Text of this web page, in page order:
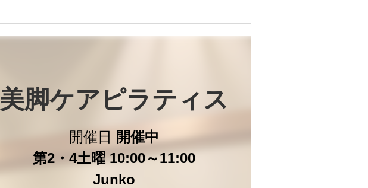
美脚ケアピラティス
開催日
開催中
第2・4土曜 10:00～11:00
Junko